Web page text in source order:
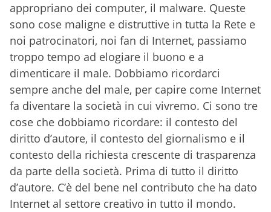
appropriano dei computer, il malware. Queste
sono cose maligne e distruttive in tutta la Rete e
noi patrocinatori, noi fan di Internet, passiamo
troppo tempo ad elogiare il buono e a
dimenticare il male. Dobbiamo ricordarci
sempre anche del male, per capire come Internet
fa diventare la società in cui vivremo. Ci sono tre
cose che dobbiamo ricordare: il contesto del
diritto d’autore, il contesto del giornalismo e il
contesto della richiesta crescente di trasparenza
da parte della società. Prima di tutto il diritto
d’autore. C’è del bene nel contributo che ha dato
Internet al settore creativo in tutto il mondo.